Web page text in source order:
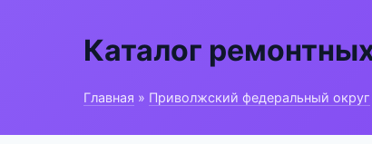
Каталог
Главная » Приволжский федеральный округ